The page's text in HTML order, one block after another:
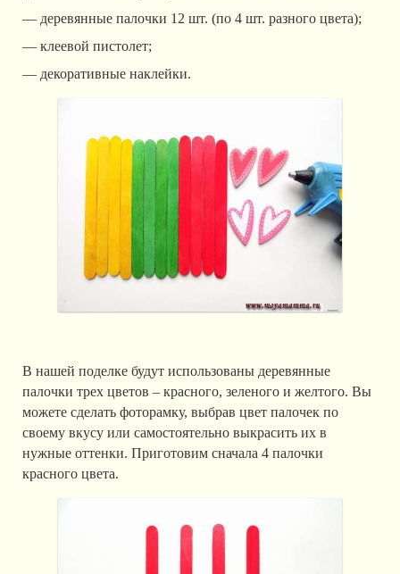
— деревянные палочки 12 шт. (по 4 шт. разного цвета);
— клеевой пистолет;
— декоративные наклейки.
В нашей поделке будут использованы деревянные
палочки трех цветов – красного, зеленого и желтого. Вы
можете сделать фоторамку, выбрав цвет палочек по
своему вкусу или самостоятельно выкрасить их в
нужные оттенки. Приготовим сначала 4 палочки
красного цвета.